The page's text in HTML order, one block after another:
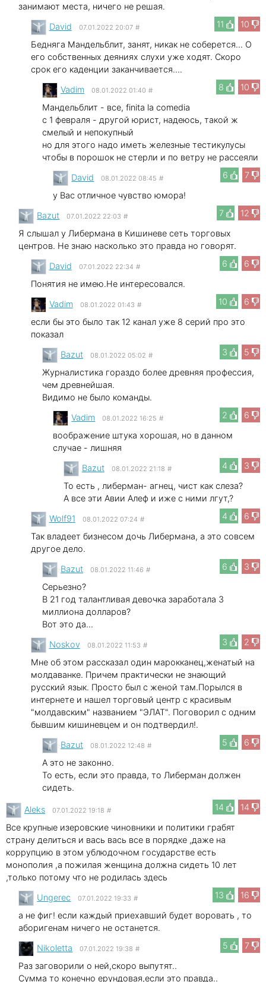
занимают места, ничего не решая.
11
10
David 07.01.2022 20:07 #
Бедняга Мандельблит, занят, никак не соберется... О
его собственных деяниях слухи уже ходят. Скоро
срок его каденции заканчивается....
8
10
Vadim 08.01.2022 01:40 #
Мандельблит - все, finita la comedia
с 1 февраля - другой юрист, надеюсь, такой ж
смелый и непокупный
но для этого надо иметь железные тестикулусы
чтобы в порошок не стерли и по ветру не рассеяли
6
7
David 08.01.2022 08:45 #
у Вас отличное чувство юмора!
7
12
Bazut 07.01.2022 22:03 #
Я слышал у Либермана в Кишиневе сеть торговых
центров. Не знаю насколько это правда но говорят.
6
6
David 07.01.2022 22:34 #
Понятия не имею.Не интересовался.
10
6
Vadim 08.01.2022 01:43 #
если бы это было так 12 канал уже 8 серий про это
показал
3
5
Bazut 08.01.2022 05:02 #
Журналистика гораздо более древняя профессия,
чем древнейшая.
Видимо не было команды.
2
6
Vadim 08.01.2022 16:25 #
воображение штука хорошая, но в данном
случае - лишняя
4
3
Bazut 08.01.2022 21:18 #
То есть , либерман- агнец, чист как слеза?
А все эти Авии Алеф и иже с ними лгут,?
4
6
Wolf91 08.01.2022 07:24 #
Так владеет бизнесом дочь Либермана, а это совсем
другое дело.
6
3
Bazut 08.01.2022 11:46 #
Серьезно?
В 21 год талантливая девочка заработала 3
миллиона долларов?
Вот это да...
3
2
Noskov 08.01.2022 11:53 #
Мне об этом рассказал один марокканец,женатый на
молдаванке. Причем практически не знающий
русский язык. Просто был с женой там.Порылся в
интернете и нашел торговый центр с красивым
"молдавским" названием "ЭЛАТ". Поговорил с одним
бывшим кишиневцем и он подтвердил!.
5
6
Bazut 08.01.2022 12:48 #
А это не законно.
То есть, если это правда, то Либерман должен
сидеть.
14
14
Aleks 07.01.2022 19:18 #
Все крупные изеровские чиновники и политики грабят
страну делиться и вась вась все в порядке ,даже на
коррупцию в этом ублюдочном государстве есть
монополия ,а пожилая женщина должна сидеть 10 лет
,только потому что не родилась здесь
13
16
Ungerec 07.01.2022 19:33 #
а не фиг! если каждый приехавший будет воровать , то
аборигенам ничего не останется.
5
7
Nikoletta 07.01.2022 19:38 #
Раз заговорили о ней,скоро выпутят..
Сумма то конечно ерундовая,если это правда..